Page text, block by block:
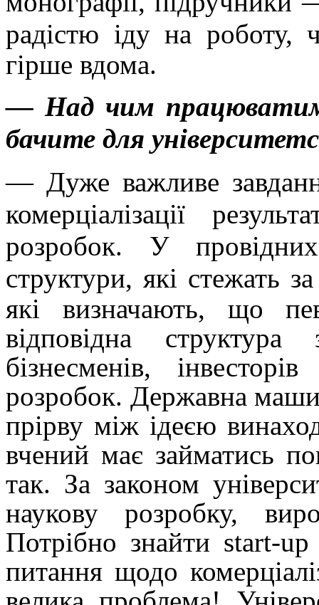
радістю іду на роботу,
гірше вдома.
— Над чим
бачите для
— Дуже важливе
комерціалізації
розробок. У
структури, які стежать
які визначають, що
відповідна
бізнесменів,
розробок. Державна
прірву між ідеєю
вчений має займатись
так. За законом
наукову розробку,
Потрібно знайти start-
питання щодо